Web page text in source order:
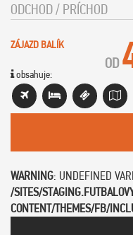
ODCHOD / PRÍCHOD
ZÁJAZD BALÍK
obsahuje:
OD
WARNING: UNDEFINED
/SITES/
CONTENT/THEMES/FB/